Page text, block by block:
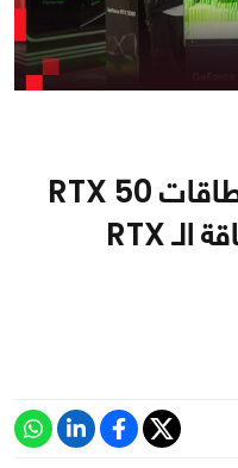
شارك في حفل إطلاق بطاقات RTX 50
من جيكاي وقد تفوز ببطاقة الـ RTX